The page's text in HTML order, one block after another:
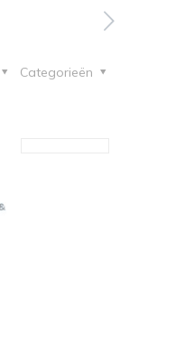
Categorieën